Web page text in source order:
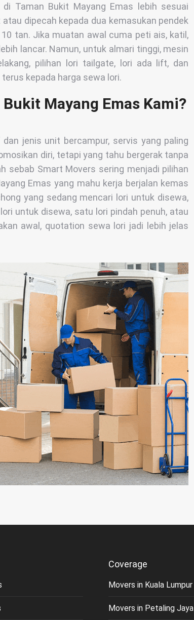
Taman Bukit Mayang Emas lebih sesuai
dipecah kepada dua kemasukan pendek
tan. Jika muatan awal cuma peti ais, katil,
lancar. Namun, untuk almari tinggi, mesin
pilihan lori tailgate, lori ada lift, dan
kepada harga sewa lori.
Mayang Emas Kami?
jenis unit bercampur, servis yang paling
diri, tetapi yang tahu bergerak tanpa
sebab Smart Movers sering menjadi pilihan
Emas yang mahu kerja berjalan kemas
yang sedang mencari lori untuk disewa,
untuk disewa, satu lori pindah penuh, atau
awal, quotation sewa lori jadi lebih jelas
Coverage
Movers in Kuala Lumpur
Movers in Petaling Jaya